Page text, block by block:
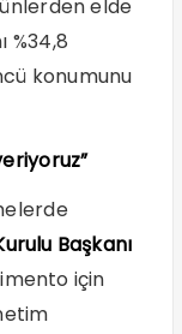
elde
%34,8
konumunu
Başkanı
için